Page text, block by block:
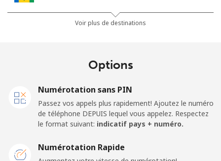
⁦30.5¢⁩ 16 min pour ⁦$5⁩
Ligne fixe
⁦133.9¢⁩ 3 min pour ⁦$5⁩
San Marino
Voir plus de destinations
Options
Numérotation sans PIN
Passez vos appels plus rapidement! Ajoutez le numéro
de téléphone DEPUIS lequel vous appelez. Respectez
le format suivant: indicatif pays + numéro.
Numérotation Rapide